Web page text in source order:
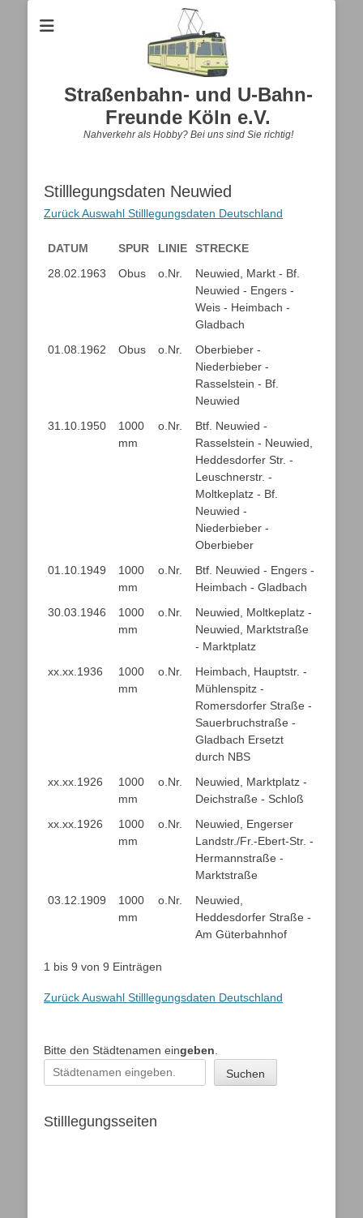
Straßenbahn- und U-Bahn-
Freunde Köln e.V.
Nahverkehr als Hobby? Bei uns sind Sie richtig!
Stilllegungsdaten Neuwied
Zurück Auswahl Stilllegungsdaten Deutschland
DATUM SPUR LINIE
STRECKE
DATUM
SPUR LINIE STRECKE
28.02.1963 Obus o.Nr.
Neuwied, Markt - Bf.
Neuwied - Engers -
Weis - Heimbach -
Gladbach
01.08.1962
Obus o.Nr.
Oberbieber -
Niederbieber -
Rasselstein - Bf.
Neuwied
31.10.1950
1000
mm
o.Nr.
Btf. Neuwied -
Rasselstein - Neuwied,
Heddesdorfer Str. -
Leuschnerstr. -
Moltkeplatz - Bf.
Neuwied -
Niederbieber -
Oberbieber
01.10.1949
1000
mm
o.Nr.
Btf. Neuwied - Engers -
Heimbach - Gladbach
30.03.1946
1000
mm
o.Nr.
Neuwied, Moltkeplatz -
Neuwied, Marktstraße
- Marktplatz
xx.xx.1936
1000
mm
o.Nr.
Heimbach, Hauptstr. -
Mühlenspitz -
Romersdorfer Straße -
Sauerbruchstraße -
Gladbach Ersetzt
durch NBS
xx.xx.1926
1000
mm
o.Nr.
Neuwied, Marktplatz -
Deichstraße - Schloß
xx.xx.1926
1000
mm
o.Nr.
Neuwied, Engerser
Landstr./Fr.-Ebert-Str. -
Hermannstraße -
Marktstraße
03.12.1909
1000
mm
o.Nr.
Neuwied,
Heddesdorfer Straße -
Am Güterbahnhof
1 bis 9 von 9 Einträgen
Zurück Auswahl Stilllegungsdaten Deutschland
Bitte den Städtenamen eingeben
Suchen
Stilllegungsseiten